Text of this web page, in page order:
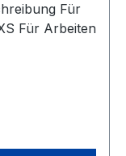
Für Arbeiten